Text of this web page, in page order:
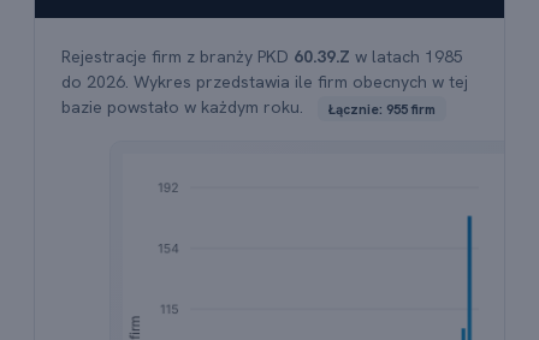
Rejestracje firm z branży PKD 60.39.Z w latach 1985
do 2026. Wykres przedstawia ile firm obecnych w tej
bazie powstało w każdym roku.
Łącznie: 955 firm